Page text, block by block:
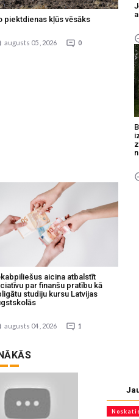
piektdienas kļūs vēsāks
augusts 05 , 2026 0
aicina atbalstīt
par finanšu pratību kā
studiju kursu Latvijas
augusts 04 , 2026 1